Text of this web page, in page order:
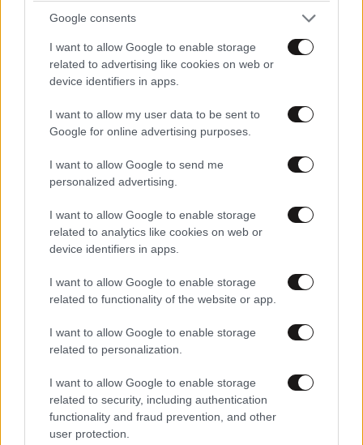
Google consents
I want to allow Google to enable storage
related to advertising like cookies on web or
device identifiers in apps.
I want to allow my user data to be sent to
Google for online advertising purposes.
I want to allow Google to send me
personalized advertising.
I want to allow Google to enable storage
related to analytics like cookies on web or
device identifiers in apps.
I want to allow Google to enable storage
related to functionality of the website or app.
I want to allow Google to enable storage
related to personalization.
I want to allow Google to enable storage
related to security, including authentication
functionality and fraud prevention, and other
user protection.
Το Κάνσας Σίτι είναι η μεγαλύτερη πόλη στο Μιζούρι.
Ο πληθυσμός της πόλης ανέρχεται σε 508.090
κατοίκους. Το Στάδιο Arrowhead έχει χωρητικότητα
ύψους 375 εκατομμυρίων δολαρίων.
Λος Άντζελες